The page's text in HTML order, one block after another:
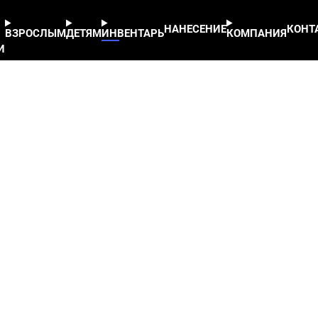
ВЗРОСЛЫМДЕТЯМИНВЕНТАРЬНАНЕСЕНИЕКОМПАНИЯ